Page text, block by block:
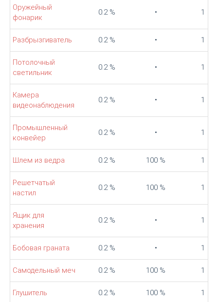
Оружейный
фонарик
0.2 % • 1
Разбрызгиватель 0.2 % • 1
Потолочный
светильник
0.2 % • 1
Камера
видеонаблюдения
0.2 % • 1
Промышленный
конвейер
0.2 % • 1
Шлем из ведра 0.2 % 100 % 1
Решетчатый
настил
0.2 % 100 % 1
Ящик для
хранения
0.2 % • 1
Бобовая граната 0.2 % • 1
Самодельный меч 0.2 % 100 % 1
Глушитель 0.2 % 100 % 1